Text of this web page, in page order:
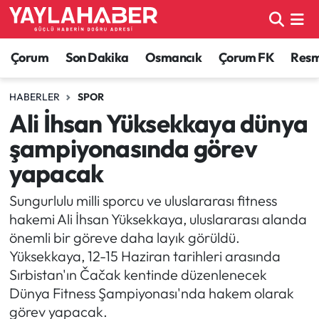
Çorum Son Dakika Osmancık Çorum FK
HABERLER SPOR
Ali İhsan Yüksekkaya dünya
şampiyonasında görev
yapacak
Sungurlulu milli sporcu ve uluslararası fitness
hakemi Ali İhsan Yüksekkaya, uluslararası alanda
önemli bir göreve daha layık görüldü.
Yüksekkaya, 12-15 Haziran tarihleri arasında
Sırbistan'ın Čačak kentinde düzenlenecek
Dünya Fitness Şampiyonası'nda hakem olarak
görev yapacak.
Alaca Haberleri
Bayat Haberleri
Bilgi - Keşfet Haberleri
Bilim ve Teknoloji
Boğazkale Haberleri
Çorum Haberleri
Çorum Son Dakika Haberleri
Dodurga Haberleri
Çorum Nöbetçi Eczaneler
Çorum Hava Durumu
Çorum Namaz Vakitleri
Çorum Trafik Yoğunluk Haritası
TFF 1.Lig Puan Durumu ve Fikstür
Tüm Manşetler
Son Dakika Haberleri
Haber Arşivi